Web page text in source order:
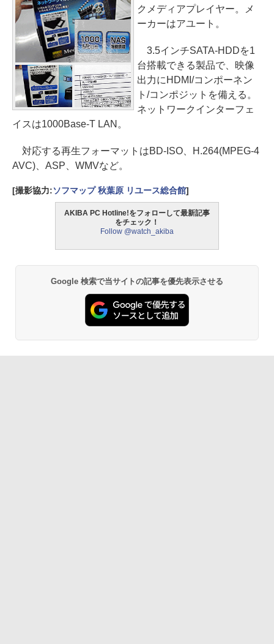
クメディアプレイヤー。メ
ーカーはアユート。
3.5インチSATA-HDDを1
台搭載できる製品で、映像
出力にHDMI/コンポーネン
ト/コンポジットを備える。
ネットワークインターフェ
イスは1000Base-T LAN。
対応する再生フォーマットはBD-ISO、H.264(MPEG-4
AVC)、ASP、WMVなど。
[撮影協力:ソフマップ 秋葉原 リユース総合館]
AKIBA PC Hotline!をフォローして最新記事
をチェック！
Follow @watch_akiba
Google 検索で当サイトの記事を優先表示させる